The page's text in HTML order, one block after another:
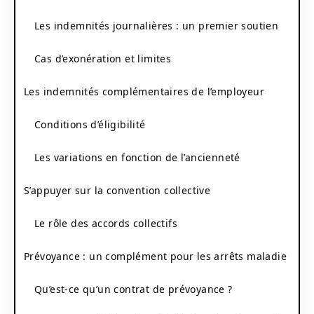
Les indemnités journalières : un premier soutien
Cas d’exonération et limites
Les indemnités complémentaires de l’employeur
Conditions d’éligibilité
Les variations en fonction de l’ancienneté
S’appuyer sur la convention collective
Le rôle des accords collectifs
Prévoyance : un complément pour les arrêts maladie
Qu’est-ce qu’un contrat de prévoyance ?